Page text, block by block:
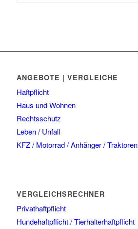
ANGEBOTE | VERGLEICHE
Haftpflicht
Haus und Wohnen
Rechtsschutz
Leben / Unfall
KFZ / Motorrad / Anhänger / Traktoren
VERGLEICHSRECHNER
Privathaftpflicht
Hundehaftpflicht / Tierhalterhaftpflicht